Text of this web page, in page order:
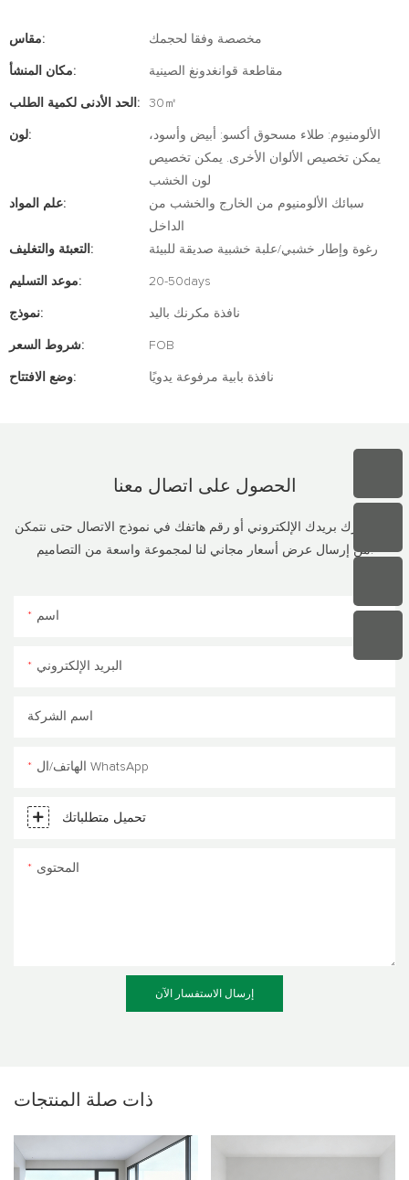
مقاس: مخصصة وفقا لحجمك
مكان المنشأ: مقاطعة قوانغدونغ الصينية
الحد الأدنى لكمية الطلب: 30㎡
لون:
الألومنيوم: طلاء مسحوق أكسو: أبيض وأسود،
يمكن تخصيص الألوان الأخرى. يمكن تخصيص
لون الخشب
علم المواد:
سبائك الألومنيوم من الخارج والخشب من
الداخل
التعبئة والتغليف:
رغوة وإطار خشبي/علبة خشبية صديقة للبيئة
موعد التسليم: 20-50days
نموذج: نافذة مكرنك باليد
شروط السعر: FOB
وضع الافتتاح: نافذة بابية مرفوعة يدويًا
الحصول على اتصال معنا
فقط اترك بريدك الإلكتروني أو رقم هاتفك في نموذج الاتصال حتى نتمكن
من إرسال عرض أسعار مجاني لنا لمجموعة واسعة من التصاميم!
اسم
البريد الإلكتروني
اسم الشركة
الهاتف/ال WhatsApp
تحميل متطلباتك
المحتوى
إرسال الاستفسار الآن
ذات صلة المنتجات